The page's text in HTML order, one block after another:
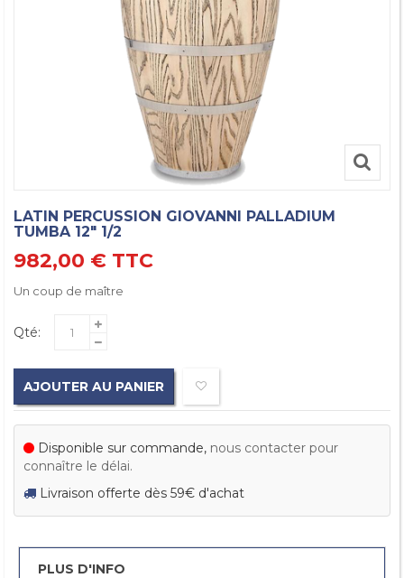
LATIN PERCUSSION GIOVANNI PALLADIUM
TUMBA 12" 1/2
982,00 € TTC
Un coup de maître
Qté:
AJOUTER AU PANIER
Disponible sur commande, nous contacter pour
connaître le délai.
Livraison offerte dès 59€ d'achat
PLUS D'INFO